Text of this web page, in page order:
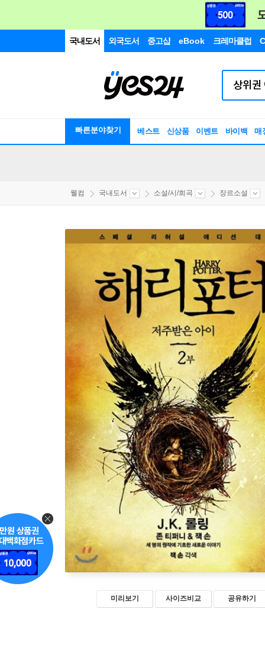
국내도서 외국도서 중고샵 eBook 크레마클럽
빠른분야찾기 베스트 신상품 이벤트 바이백 매
웰컴 국내도서 소설/시/희곡 장르소설
미리보기 사이즈비교 공유하기